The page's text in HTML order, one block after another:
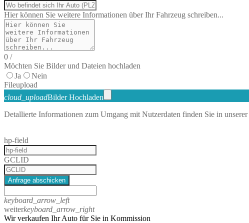
Hier können Sie weitere Informationen über Ihr Fahrzeug schreiben...
0 /
Möchten Sie Bilder und Dateien hochladen
Ja
Nein
Fileupload
cloud_uploadBilder Hochladen
Detallierte Informationen zum Umgang mit Nutzerdaten finden Sie in unserer
hp-field
GCLID
Anfrage abschicken
keyboard_arrow_left
weiterkeyboard_arrow_right
Wir verkaufen Ihr Auto für Sie in Kommission